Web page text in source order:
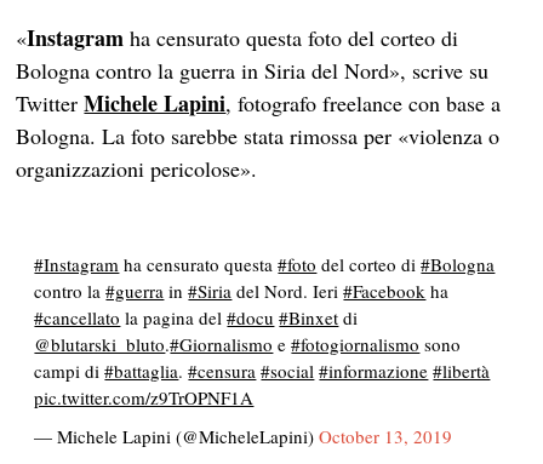
«Instagram ha censurato questa foto del corteo di
Bologna contro la guerra in Siria del Nord», scrive su
TwitterMichele Lapini, fotografo freelance con base a
Bologna. La foto sarebbe stata rimossa per «violenza o
organizzazioni pericolose».
#Instagram ha censurato questa#foto del corteo di#Bologna
contro la#guerra in#Siria del Nord. Ieri#Facebook ha
#cancellato la pagina del#docu #Binxet di
@blutarski_bluto.#Giornalismo e#fotogiornalismo sono
campi di#battaglia.#censura #social #informazione #libertà
pic.twitter.com/z9TrOPNF1A
— Michele Lapini (@MicheleLapini)October 13, 2019